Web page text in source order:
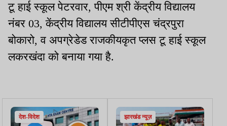
टू हाई स्कूल पेटरवार, पीएम श्री केंद्रीय विद्यालय
नंबर 03, केंद्रीय विद्यालय सीटीपीएस चंद्रपुरा
बोकारो, व अपग्रेडेड राजकीयकृत प्लस टू हाई स्कूल
लकरखंदा को बनाया गया है.
देश-विदेश झारखंड न्यूज़